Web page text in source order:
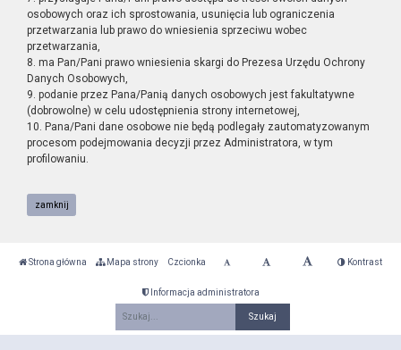
osobowych oraz ich sprostowania, usunięcia lub ograniczenia
przetwarzania lub prawo do wniesienia sprzeciwu wobec
przetwarzania,
8. ma Pan/Pani prawo wniesienia skargi do Prezesa Urzędu Ochrony
Danych Osobowych,
9. podanie przez Pana/Panią danych osobowych jest fakultatywne
(dobrowolne) w celu udostępnienia strony internetowej,
10. Pana/Pani dane osobowe nie będą podlegały zautomatyzowanym
procesom podejmowania decyzji przez Administratora, w tym
profilowaniu.
zamknij
Strona główna Mapa strony Czcionka Kontrast
Informacja administratora